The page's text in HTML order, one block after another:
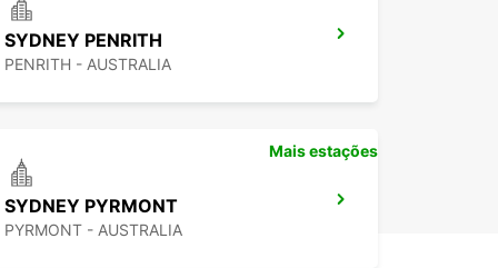
SYDNEY PENRITH
PENRITH - AUSTRALIA
SYDNEY PYRMONT
PYRMONT - AUSTRALIA
Mais estações